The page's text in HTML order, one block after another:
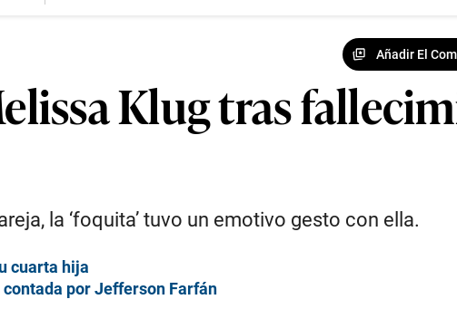
Añadir El
Klug tras
la ‘foquita’ tuvo un emotivo gesto con ella.
cuarta hija
por Jefferson Farfán